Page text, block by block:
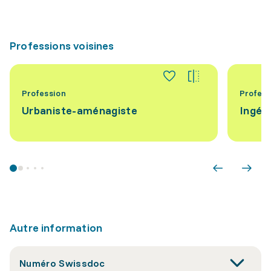
Professions voisines
Profession
Urbaniste-aménagiste
Autre information
Numéro Swissdoc